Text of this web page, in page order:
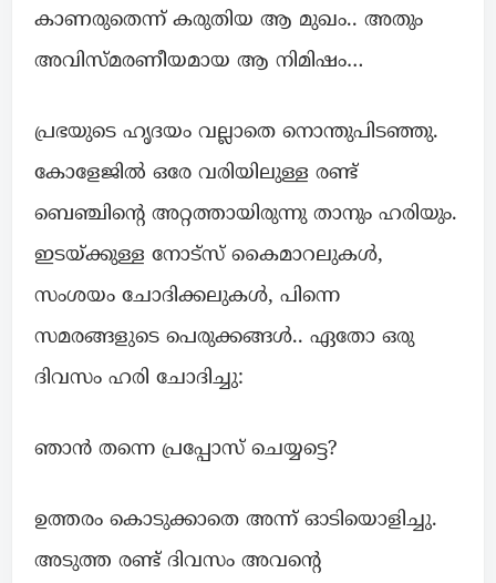
കാണരുതെന്ന് കരുതിയ ആ മുഖം.. അതും
അവിസ്മരണീയമായ ആ നിമിഷം…
പ്രഭയുടെ ഹൃദയം വല്ലാതെ നൊന്തുപിടഞ്ഞു.
കോളേജിൽ ഒരേ വരിയിലുള്ള രണ്ട്
ബെഞ്ചിന്റെ അറ്റത്തായിരുന്നു താനും ഹരിയും.
ഇടയ്ക്കുള്ള നോട്സ് കൈമാറലുകൾ,
സംശയം ചോദിക്കലുകൾ, പിന്നെ
സമരങ്ങളുടെ പെരുക്കങ്ങൾ.. ഏതോ ഒരു
ദിവസം ഹരി ചോദിച്ചു:
ഞാൻ തന്നെ പ്രപ്പോസ് ചെയ്യട്ടെ?
ഉത്തരം കൊടുക്കാതെ അന്ന് ഓടിയൊളിച്ചു.
അടുത്ത രണ്ട് ദിവസം അവന്റെ